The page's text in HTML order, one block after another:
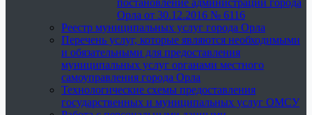
постановление администрации города
Орла от 30.12.2016 № 6116
Реестр муниципальных услуг города Орла
Перечень услуг, которые являются необходимыми
и обязательными для предоставления
муниципальных услуг органами местного
самоуправления города Орла
Технологические схемы предоставления
государственных и муниципальных услуг ОМСУ